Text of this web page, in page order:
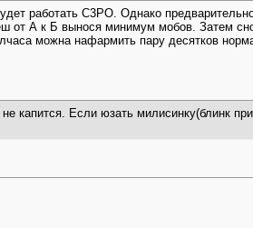
работать C3PO. Однако
от А к Б вынося минимум мобов. Затем
можна нафармить пару десятков
капится. Если юзать милисинку(блинк